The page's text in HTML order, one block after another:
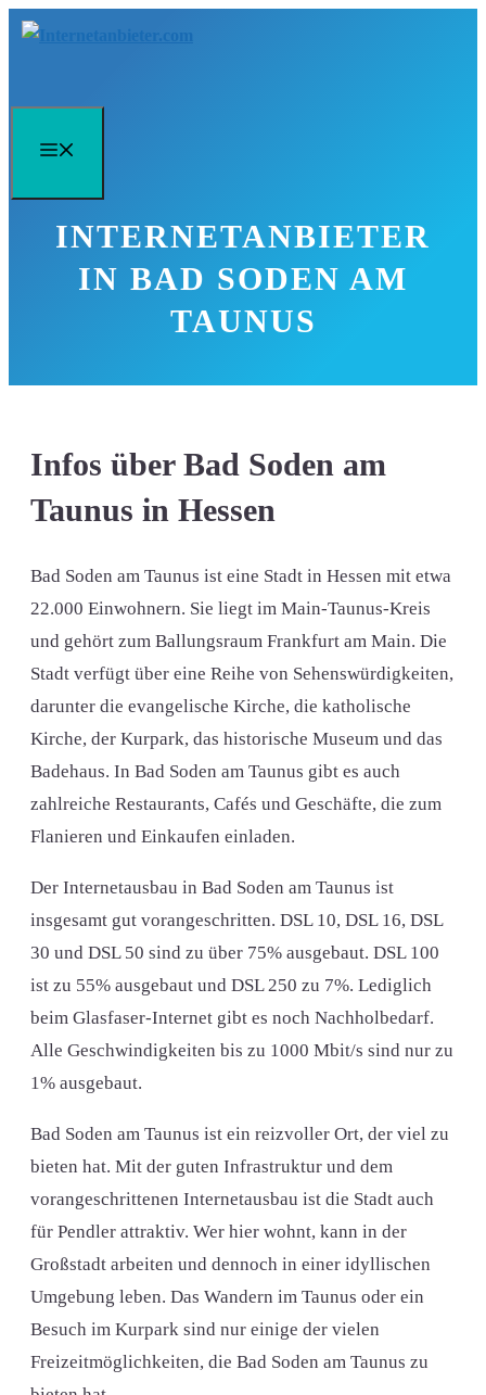
Zum
INTERNETANBIETER
IN BAD SODEN AM
TAUNUS
Infos über Bad Soden am
Taunus in Hessen
Bad Soden am Taunus ist eine Stadt in Hessen mit etwa
22.000 Einwohnern. Sie liegt im Main-Taunus-Kreis
und gehört zum Ballungsraum Frankfurt am Main. Die
Stadt verfügt über eine Reihe von Sehenswürdigkeiten,
darunter die evangelische Kirche, die katholische
Kirche, der Kurpark, das historische Museum und das
Badehaus. In Bad Soden am Taunus gibt es auch
zahlreiche Restaurants, Cafés und Geschäfte, die zum
Flanieren und Einkaufen einladen.
Der Internetausbau in Bad Soden am Taunus ist
insgesamt gut vorangeschritten. DSL 10, DSL 16, DSL
30 und DSL 50 sind zu über 75% ausgebaut. DSL 100
ist zu 55% ausgebaut und DSL 250 zu 7%. Lediglich
beim Glasfaser-Internet gibt es noch Nachholbedarf.
Alle Geschwindigkeiten bis zu 1000 Mbit/s sind nur zu
1% ausgebaut.
Bad Soden am Taunus ist ein reizvoller Ort, der viel zu
bieten hat. Mit der guten Infrastruktur und dem
vorangeschrittenen Internetausbau ist die Stadt auch
für Pendler attraktiv. Wer hier wohnt, kann in der
Großstadt arbeiten und dennoch in einer idyllischen
Umgebung leben. Das Wandern im Taunus oder ein
Besuch im Kurpark sind nur einige der vielen
Freizeitmöglichkeiten, die Bad Soden am Taunus zu